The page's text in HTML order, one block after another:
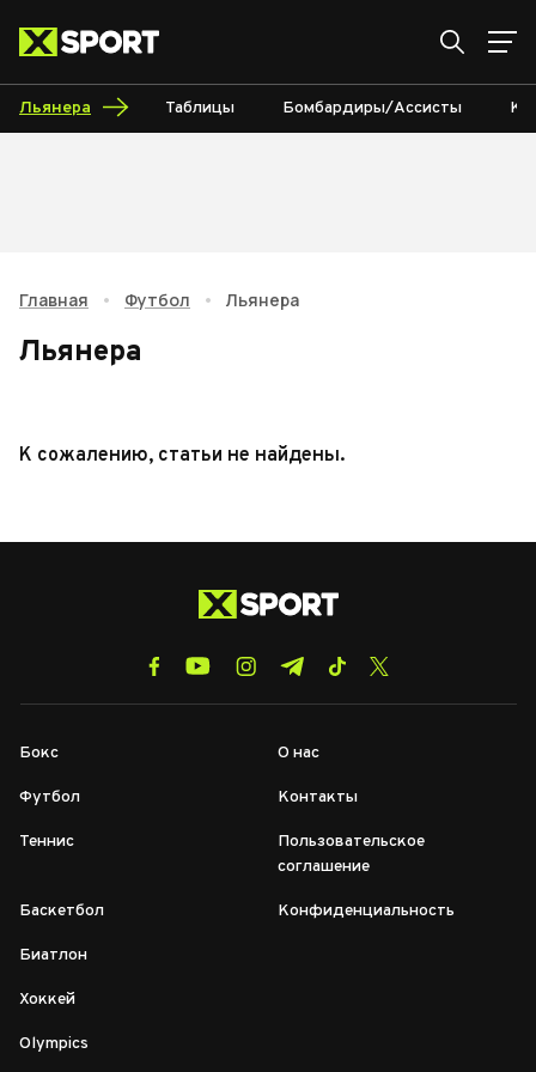
Льянера Таблицы Бомбардиры/Ассисты
Главная • Футбол • Льянера
Льянера
К сожалению, статьи не найдены.
Бокс
Футбол
Теннис
Баскетбол
Биатлон
Хоккей
Olympics
О нас
Контакты
Пользовательское
соглашение
Конфиденциальность